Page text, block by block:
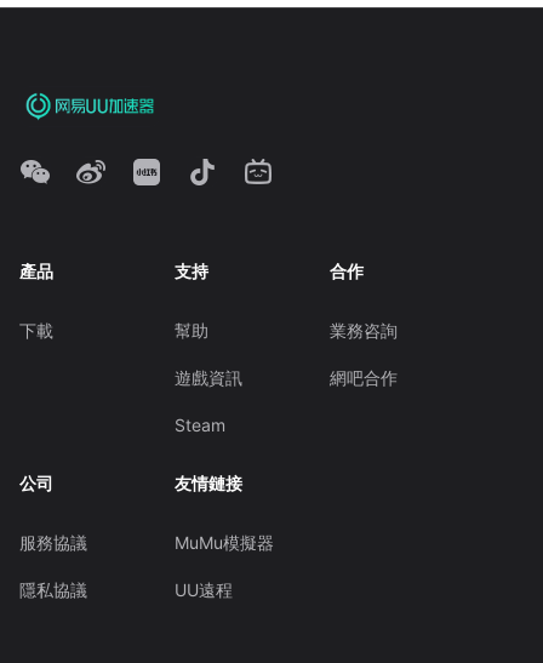
產品
下載
支持
幫助
遊戲資訊
Steam
合作
業務咨詢
網吧合作
公司
服務協議
隱私協議
友情鏈接
MuMu模擬器
UU遠程